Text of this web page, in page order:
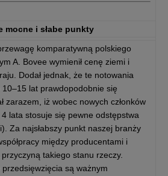
mocne i słabe punkty
komparatywną polskiego
A. Bovee wymienił cenę ziemi i
Dodał jednak, że te notowania
lat prawdopodobnie się
zarazem, iż wobec nowych członków
lata stosuje się pewne odstępstwa
Za najsłabszy punkt naszej branży
między producentami i
takiego stanu rzeczy.
przedsięwzięcia są ważnym